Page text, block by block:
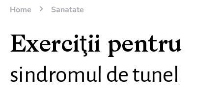
Home Sanatate
Exerciţii pentru
sindromul de tunel